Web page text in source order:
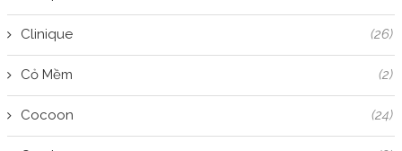
Clinique (26)
Cỏ Mềm (2)
Cocoon (24)